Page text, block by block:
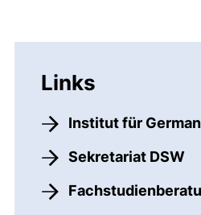
Links
Institut für
Sekretariat DSW